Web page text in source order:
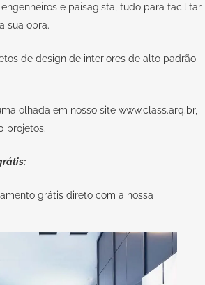
e paisagista, tudo para facilitar
sua obra.
de design de interiores de alto padrão
olhada em nosso site www.class.arq.br,
projetos.